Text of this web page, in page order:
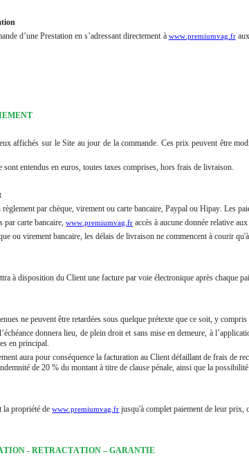
d’une Prestation en s’adressant directement à www.premiumvag.fr
affichés sur le Site au jour de la commande. Ces prix peuvent être
entendus en euros, toutes taxes comprises, hors frais de livraison.
par chèque, virement ou carte bancaire, Paypal ou Hipay. Les
par carte bancaire,www.premiumvag.fr accès à aucune donnée relative
ou virement bancaire, les délais de livraison ne commencent à courir
à disposition du Client une facture par voie électronique après chaque
ne peuvent être retardées sous quelque prétexte que ce soit, y compris
donnera lieu, de plein droit et sans mise en demeure, à
en principal.
aura pour conséquence la facturation au Client défaillant de frais de
de 20 % du montant à titre de clause pénale, ainsi que la
la propriété de www.premiumvag.fr jusqu'à complet paiement de leur prix,
- RETRACTATION – GARANTIE